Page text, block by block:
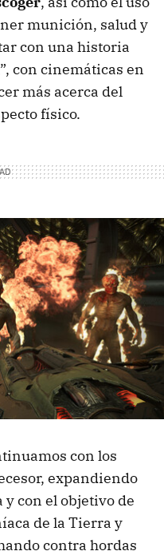
munición, salud y
con una historia
con cinemáticas en
más acerca del
físico.
con los
expandiendo
y con el objetivo de
de la Tierra y
contra hordas